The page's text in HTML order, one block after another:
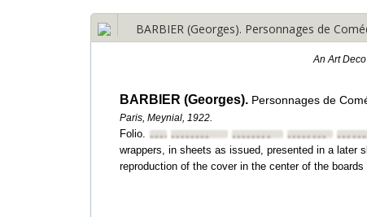
BARBIER (Georges). Personnages de
An Art
BARBIER (Georges). Personnages de
Paris, Meynial, 1922.
Folio.•••••••••••••••• •••••••• ••••••••
wrappers, in sheets as issued, presented in a later
reproduction of the cover in the center of the